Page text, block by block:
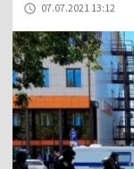
07.07.2021 13:12